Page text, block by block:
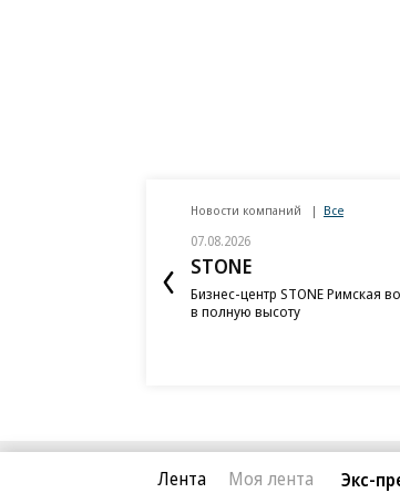
Новости компаний Все
07.08.2026
STONE
Бизнес-центр STONE Римская
в полную высоту
Лента Моя лента Экс-
Благотворительный фонд